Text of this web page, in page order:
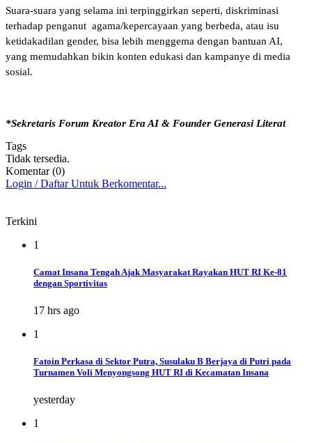
Suara-suara yang selama ini terpinggirkan seperti, diskriminasi
terhadap penganut agama/kepercayaan yang berbeda, atau isu
ketidakadilan gender, bisa lebih menggema dengan bantuan AI,
yang memudahkan bikin konten edukasi dan kampanye di media
sosial.
*Sekretaris Forum Kreator Era AI & Founder Generasi Literat
Tags
Tidak tersedia.
Komentar (0)
Login / Daftar Untuk Berkomentar...
Terkini
1
Camat Insana Tengah Ajak Masyarakat Rayakan HUT RI Ke-81
dengan Sportivitas
17 hrs ago
1
Fatoin Perkasa di Sektor Putra, Susulaku B Berjaya di Putri pada
Turnamen Voli Menyongsong HUT RI di Kecamatan Insana
yesterday
1